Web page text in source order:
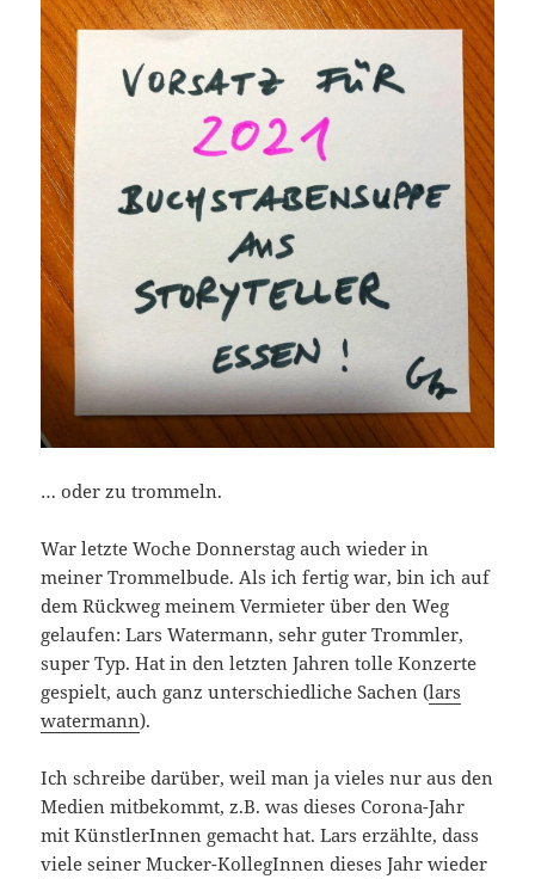
… oder zu trommeln.
War letzte Woche Donnerstag auch wieder in
meiner Trommelbude. Als ich fertig war, bin ich auf
dem Rückweg meinem Vermieter über den Weg
gelaufen: Lars Watermann, sehr guter Trommler,
super Typ. Hat in den letzten Jahren tolle Konzerte
gespielt, auch ganz unterschiedliche Sachen (lars
watermann).
Ich schreibe darüber, weil man ja vieles nur aus den
Medien mitbekommt, z.B. was dieses Corona-Jahr
mit KünstlerInnen gemacht hat. Lars erzählte, dass
viele seiner Mucker-KollegInnen dieses Jahr wieder